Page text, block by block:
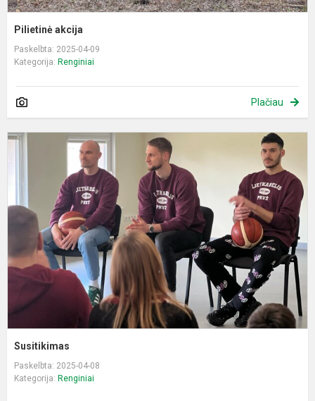
Pilietinė akcija
Paskelbta: 2025-04-09
Kategorija: Renginiai
Plačiau
Susitikimas
Paskelbta: 2025-04-08
Kategorija: Renginiai